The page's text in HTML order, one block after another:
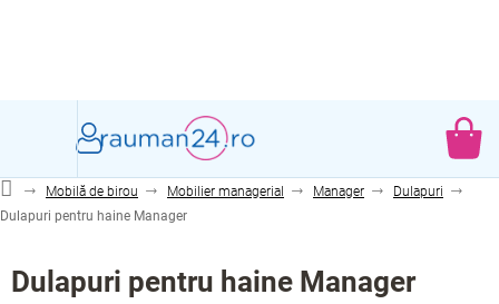
DE
Mobilă de birou Mobilier managerial Manager
Dulapuri
Dulapuri pentru haine Manager
Dulapuri pentru haine Manager